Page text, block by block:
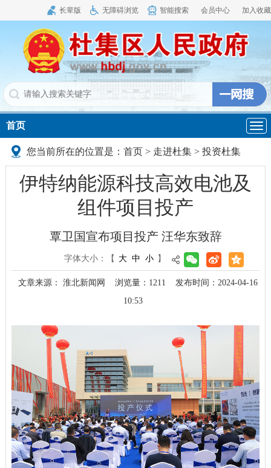
长辈版 无障碍浏览 智能搜索 会员中心 加入收藏
导
航
首页
您当前所在的位置是： 首页> 走进杜集 > 投资杜集
伊特纳能源科技高效电池及
组件项目投产
覃卫国宣布项目投产 汪华东致辞
字体大小： 【 大 中 小 】
文章来源： 淮北新闻网 浏览量： 1211
发布时间：2024-04-16
10:53